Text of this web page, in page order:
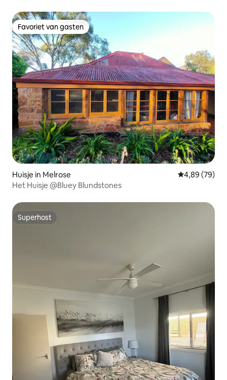
Favoriet van gasten
Favoriet van gasten
Huisje in Melrose Gemiddelde
4,89 (79)
Het Huisje @Bluey Blundstones
Superhost
Superhost